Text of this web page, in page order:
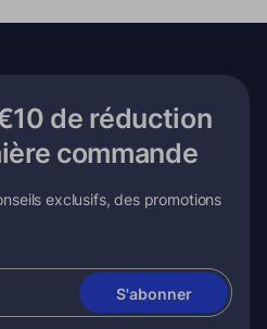
de réduction
commande
exclusifs, des promotions
S'abonner